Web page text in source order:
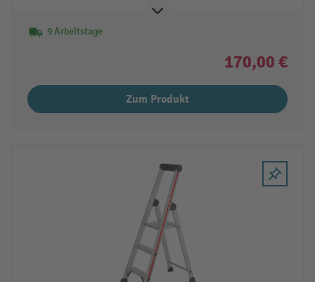
9 Arbeitstage
170,00 €
Zum Produkt